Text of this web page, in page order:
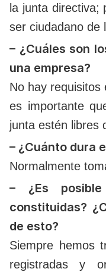
la junta directiva;
ser ciudadano de
– ¿Cuáles son
una empresa?
No hay
es importante
junta estén libres
– ¿Cuánto dura
Normalmente
– ¿Es
constituidas?
de esto?
Siempre hemos
registradas y